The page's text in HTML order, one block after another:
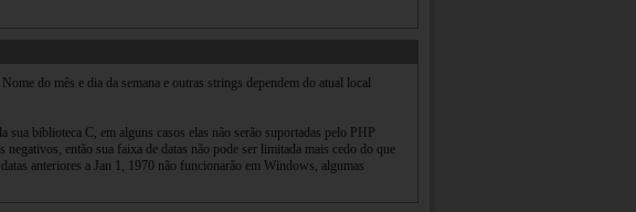
do mês e dia da semana e outras strings dependem do atual local
sua biblioteca C, em alguns casos elas não serão suportadas pelo PHP
então sua faixa de datas não pode ser limitada mais cedo do que
anteriores a Jan 1, 1970 não funcionarão em Windows, algumas